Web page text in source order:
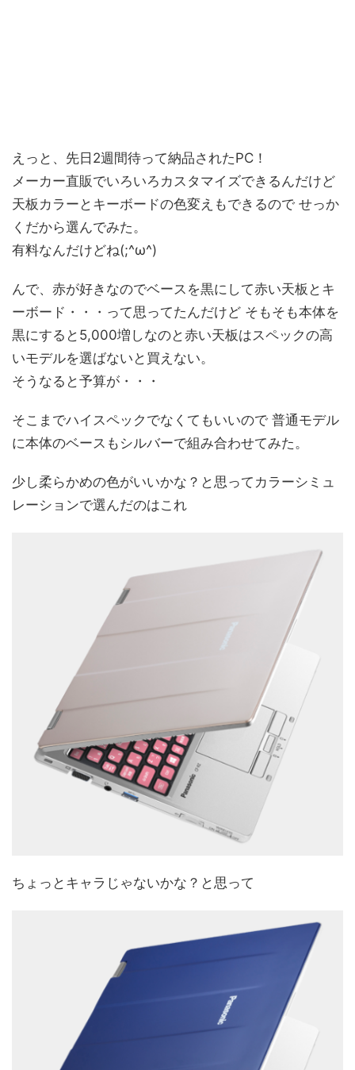
えっと、先日2週間待って納品されたPC！
メーカー直販でいろいろカスタマイズできるんだけど
天板カラーとキーボードの色変えもできるので せっか
くだから選んでみた。
有料なんだけどね(;^ω^)
んで、赤が好きなのでベースを黒にして赤い天板とキ
ーボード・・・って思ってたんだけど そもそも本体を
黒にすると5,000増しなのと赤い天板はスペックの高
いモデルを選ばないと買えない。
そうなると予算が・・・
そこまでハイスペックでなくてもいいので 普通モデル
に本体のベースもシルバーで組み合わせてみた。
少し柔らかめの色がいいかな？と思ってカラーシミュ
レーションで選んだのはこれ
ちょっとキャラじゃないかな？と思って